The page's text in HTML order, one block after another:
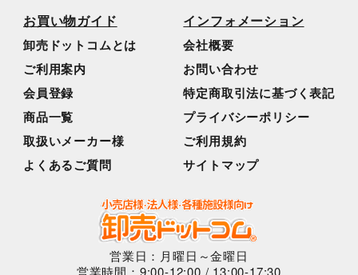
お買い物ガイド
卸売ドットコムとは
ご利用案内
会員登録
商品一覧
取扱いメーカー様
よくあるご質問
インフォメーション
会社概要
お問い合わせ
特定商取引法に基づく表記
プライバシーポリシー
ご利用規約
サイトマップ
営業日：月曜日～金曜日
営業時間：9:00-12:00 / 13:00-17:30